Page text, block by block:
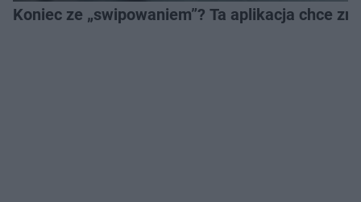
Koniec ze „swipowaniem”? Ta aplikacja chce